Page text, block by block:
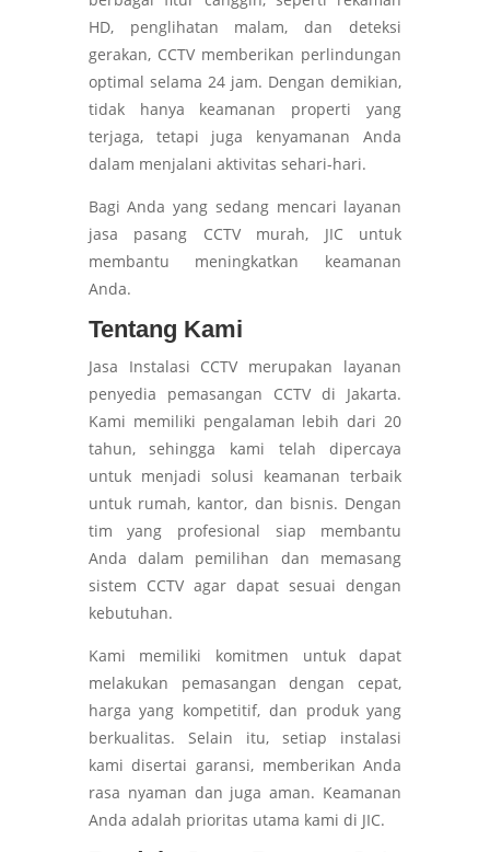
HD, penglihatan malam, dan deteksi
gerakan, CCTV memberikan perlindungan
optimal selama 24 jam. Dengan demikian,
tidak hanya keamanan properti yang
terjaga, tetapi juga kenyamanan Anda
dalam menjalani aktivitas sehari-hari.
Bagi Anda yang sedang mencari layanan
jasa pasang CCTV murah, JIC untuk
membantu meningkatkan keamanan
Anda.
Tentang Kami
Jasa Instalasi CCTV merupakan layanan
penyedia pemasangan CCTV di Jakarta.
Kami memiliki pengalaman lebih dari 20
tahun, sehingga kami telah dipercaya
untuk menjadi solusi keamanan terbaik
untuk rumah, kantor, dan bisnis. Dengan
tim yang profesional siap membantu
Anda dalam pemilihan dan memasang
sistem CCTV agar dapat sesuai dengan
kebutuhan.
Kami memiliki komitmen untuk dapat
melakukan pemasangan dengan cepat,
harga yang kompetitif, dan produk yang
berkualitas. Selain itu, setiap instalasi
kami disertai garansi, memberikan Anda
rasa nyaman dan juga aman. Keamanan
Anda adalah prioritas utama kami di JIC.